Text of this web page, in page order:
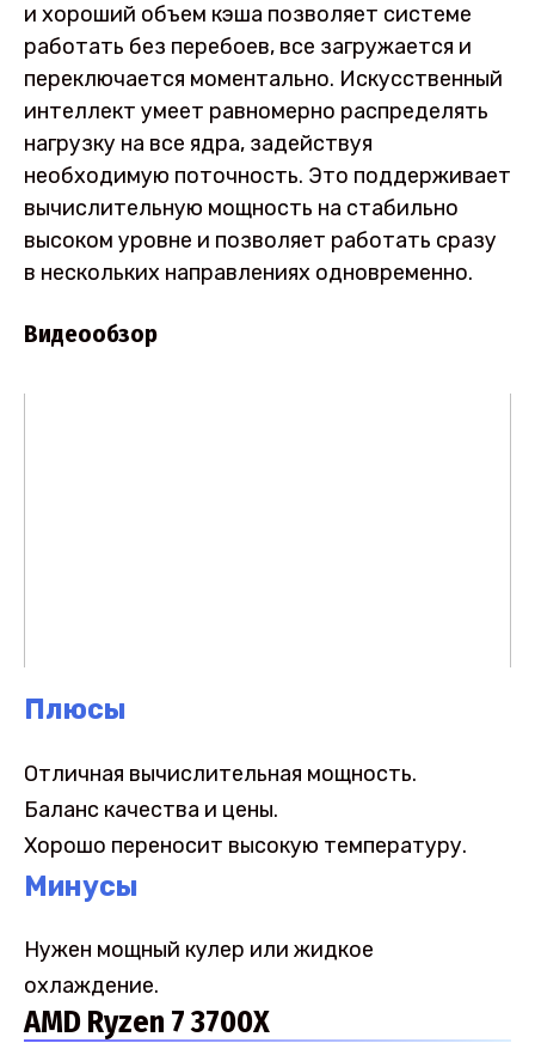
и хороший объем кэша позволяет системе
работать без перебоев, все загружается и
переключается моментально. Искусственный
интеллект умеет равномерно распределять
нагрузку на все ядра, задействуя
необходимую поточность. Это поддерживает
вычислительную мощность на стабильно
высоком уровне и позволяет работать сразу
в нескольких направлениях одновременно.
Видеообзор
Плюсы
Отличная вычислительная мощность.
Баланс качества и цены.
Хорошо переносит высокую температуру.
Минусы
Нужен мощный кулер или жидкое
охлаждение.
AMD Ryzen 7 3700X